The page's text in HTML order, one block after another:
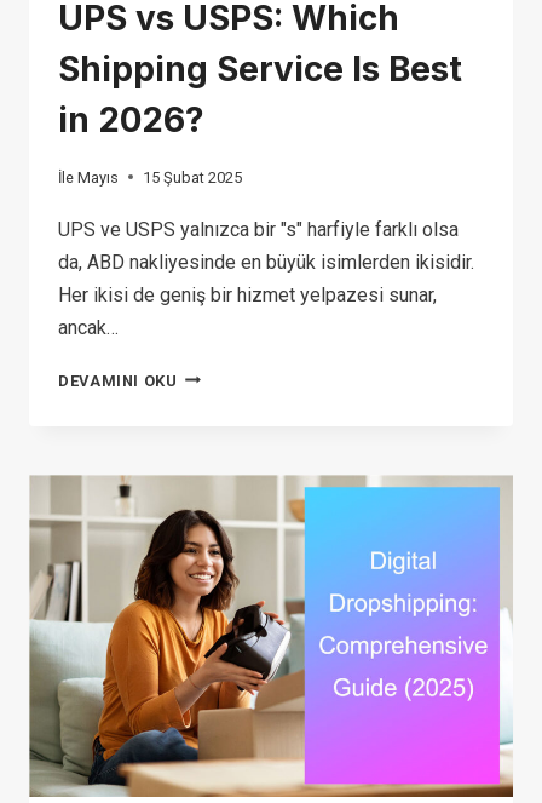
UPS vs USPS: Which
Shipping Service Is Best
in 2026?
İle Mayıs 15 Şubat 2025
UPS ve USPS yalnızca bir "s" harfiyle farklı olsa
da, ABD nakliyesinde en büyük isimlerden ikisidir.
Her ikisi de geniş bir hizmet yelpazesi sunar,
ancak…
DEVAMINI OKU UPS
WHICH
SHIPPING
SERVICE
IS
BEST
IN
2026?